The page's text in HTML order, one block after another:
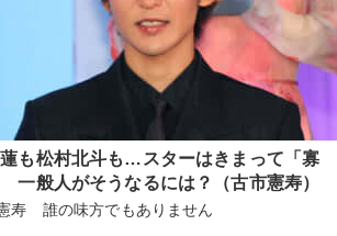
蓮も松村北斗も…スターはきまって「寡
一般人がそうなるには？（古市憲寿）
寿 誰の味方でもありません